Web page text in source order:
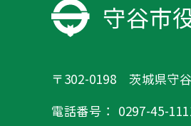
守谷市
〒302-0198 茨城県守
電話番号： 0297-45-